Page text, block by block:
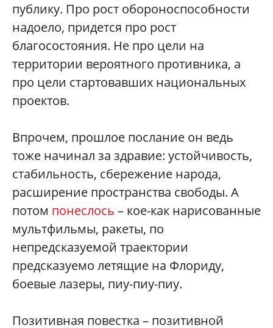
публику. Про рост обороноспособности
надоело, придется про рост
благосостояния. Не про цели на
территории вероятного противника, а
про цели стартовавших национальных
проектов.
Впрочем, прошлое послание он ведь
тоже начинал за здравие: устойчивость,
стабильность, сбережение народа,
расширение пространства свободы. А
потом понеслось – кое-как нарисованные
мультфильмы, ракеты, по
непредсказуемой траектории
предсказуемо летящие на Флориду,
боевые лазеры, пиу-пиу-пиу.
Позитивная повестка – позитивной